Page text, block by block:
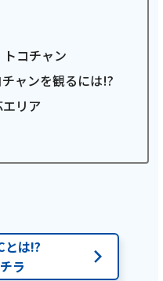
ール
コチャン
ャンを観るには!?
リア
とは!?
ラ